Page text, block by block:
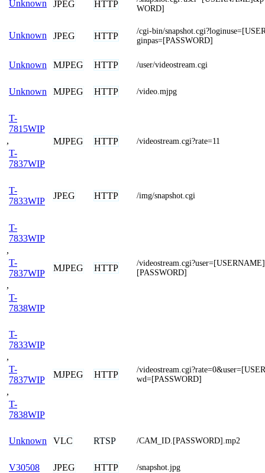
Unknown JPEG HTTP
WORD]
Unknown JPEG HTTP
/cgi-bin/
ginpas=[PASSWORD]
Unknown MJPEG HTTP /user/videostream.cgi
Unknown MJPEG HTTP /video.mjpg
T-
7815WIP
,
T-
7837WIP
MJPEG HTTP /videostream.cgi?rate=11
T-
7833WIP
JPEG HTTP /img/snapshot.cgi
T-
7833WIP
,
T-
7837WIP
,
T-
7838WIP
MJPEG HTTP
/
[PASSWORD]
T-
7833WIP
,
T-
7837WIP
,
T-
7838WIP
MJPEG HTTP
/
wd=[PASSWORD]
Unknown VLC RTSP /CAM_ID.[PASSWORD].mp2
V30508 JPEG HTTP /snapshot.jpg